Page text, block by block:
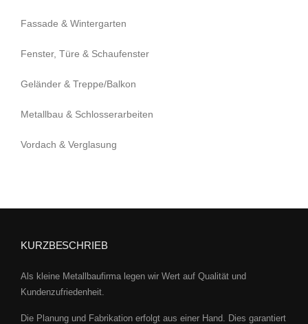
Fassade & Wintergarten
Fenster, Türe & Schaufenster
Geländer & Treppe/Balkon
Metallbau & Schlosserarbeiten
Vordach & Verglasung
KURZBESCHRIEB
Als kleine Metallbaufirma legen wir Wert auf Qualität und
Kundenzufriedenheit.
Die Planung und Fabrikation erfolgt aus einer Hand. Dies garantiert